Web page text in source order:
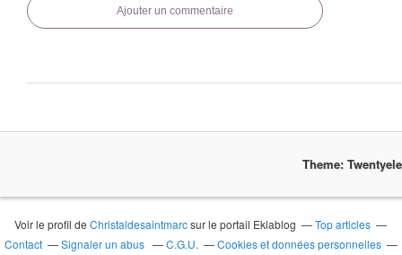
Ajouter un commentaire
Theme:
Voir le profil deChristaldesaintmarcsur le portail Eklablog
Top articles
Contact
Signaler un abus C.G.U.
Cookies et données personnelles